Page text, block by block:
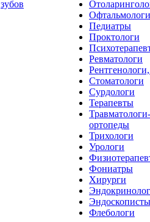
зубов
Офтальмологи
Педиатры
Проктологи
Ревматологи
Стоматологи
Сурдологи
Терапевты
Травматологи-
ортопеды
Трихологи
Урологи
Фониатры
Хирурги
Эндоскописты
Флебологи